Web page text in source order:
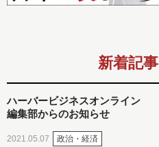
新着記事
ハーバービジネスオンライン
編集部からのお知らせ
2021.05.07 政治・経済